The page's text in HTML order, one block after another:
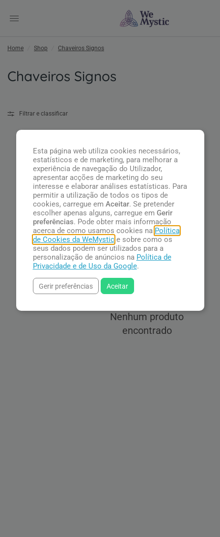
Home Shop Chaveiros Signos
Chaveiros Signos
Filtrar e classificar
Nenhum produto
encontrado
Esta página web utiliza cookies necessários,
estatísticos e de marketing, para melhorar a
experiência de navegação do Utilizador,
apresentar acções de marketing do seu
interesse e elaborar análises estatísticas. Para
permitir a utilização de todos os tipos de
cookies, carregue em Aceitar. Se pretender
escolher apenas alguns, carregue em Gerir
preferências. Pode obter mais informação
acerca de como usamos cookies na Política
de Cookies da WeMystice sobre como os
seus dados podem ser utilizados para a
personalização de anúncios na Política de
Privacidade e de Uso da Google.
Gerir preferências Aceitar